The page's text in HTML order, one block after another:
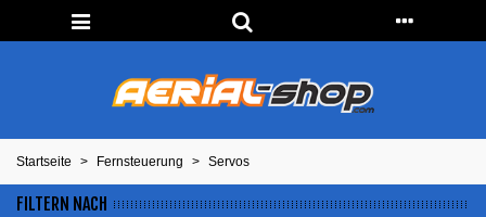
Startseite > Fernsteuerung > Servos
FILTERN NACH